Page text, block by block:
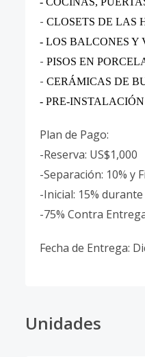
- CLOSETS DE LAS
- LOS BALCONES Y
- PISOS EN
- CERÁMICAS DE
- PRE-
Plan de Pago:
-Reserva: US$1,000
-Separación: 10% y
-Inicial: 15%
-75% Contra
Fecha de Entrega:
Unidades